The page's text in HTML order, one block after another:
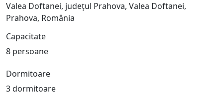
Valea Doftanei, județul Prahova, Valea Doftanei,
Prahova, România
Capacitate
8 persoane
Dormitoare
3 dormitoare